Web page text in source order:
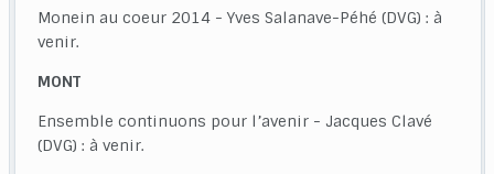
Monein au coeur 2014 - Yves Salanave-Péhé (DVG) : à
venir.
MONT
Ensemble continuons pour l’avenir - Jacques Clavé
(DVG) : à venir.